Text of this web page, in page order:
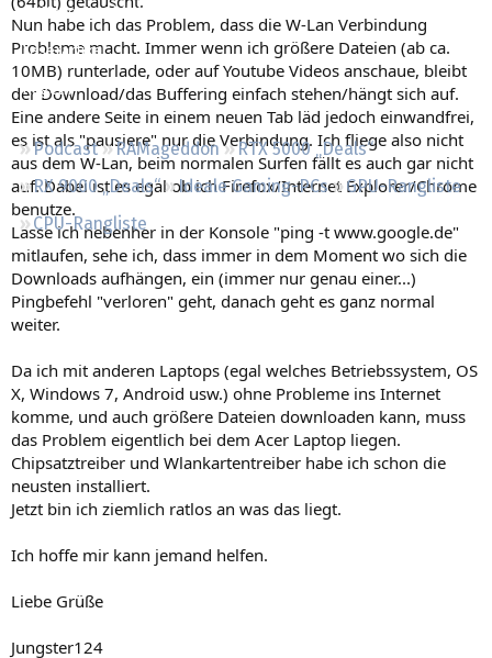
Neueste Aktivitäten
Leserartikel
Regeln
Podcast RAMageddon
RTX 5000 „Deals“
RX 9000 „Deals“
Ideale Gaming-PCs
GPU-Rangliste
CPU-Rangliste
Nun habe ich das Problem, dass die W-Lan Verbindung
Probleme macht. Immer wenn ich größere Dateien (ab ca.
10MB) runterlade, oder auf Youtube Videos anschaue, bleibt
der Download/das Buffering einfach stehen/hängt sich auf.
Eine andere Seite in einem neuen Tab läd jedoch einwandfrei,
es ist als "pausiere" nur die Verbindung. Ich fliege also nicht
aus dem W-Lan, beim normalen Surfen fällt es auch gar nicht
auf. Dabei ist es egal ob ich Firefox/Internet Explorer/Chrome
benutze.
Lasse ich nebenher in der Konsole "ping -t www.google.de"
mitlaufen, sehe ich, dass immer in dem Moment wo sich die
Downloads aufhängen, ein (immer nur genau einer...)
Pingbefehl "verloren" geht, danach geht es ganz normal
weiter.
Da ich mit anderen Laptops (egal welches Betriebssystem, OS
X, Windows 7, Android usw.) ohne Probleme ins Internet
komme, und auch größere Dateien downloaden kann, muss
das Problem eigentlich bei dem Acer Laptop liegen.
Chipsatztreiber und Wlankartentreiber habe ich schon die
neusten installiert.
Jetzt bin ich ziemlich ratlos an was das liegt.
Ich hoffe mir kann jemand helfen.
Liebe Grüße
Jungster124